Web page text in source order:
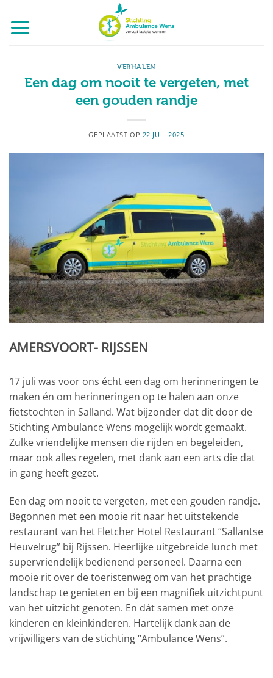
naar
inhoud
VERHALEN
Een dag om nooit te vergeten, met
een gouden randje
GEPLAATST OP 22 JULI 2025
AMERSVOORT- RIJSSEN
17 juli was voor ons écht een dag om herinneringen te
maken én om herinneringen op te halen aan onze
fietstochten in Salland. Wat bijzonder dat dit door de
Stichting Ambulance Wens mogelijk wordt gemaakt.
Zulke vriendelijke mensen die rijden en begeleiden,
maar ook alles regelen, met dank aan een arts die dat
in gang heeft gezet.
Een dag om nooit te vergeten, met een gouden randje.
Begonnen met een mooie rit naar het uitstekende
restaurant van het Fletcher Hotel Restaurant “Sallantse
Heuvelrug” bij Rijssen. Heerlijke uitgebreide lunch met
supervriendelijk bedienend personeel. Daarna een
mooie rit over de toeristenweg om van het prachtige
landschap te genieten en bij een magnifiek uitzichtpunt
van het uitzicht genoten. En dát samen met onze
kinderen en kleinkinderen. Hartelijk dank aan de
vrijwilligers van de stichting “Ambulance Wens”.